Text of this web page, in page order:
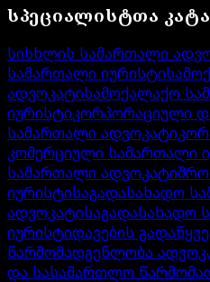
სპეციალისტთა
სისხლის სამართალი
სამართალი იურისტი
ადვოკატისამოქალაქო
იურისტიკორპორაციული
სამართალი ადვოკატი
კომერციული სამართალი
სამართალი ადვოკატი
იურისტისაგადასახადო
ადვოკატისაგადასახადო
იურისტიდავების
წარმომადგენლობა
და სასამართლო